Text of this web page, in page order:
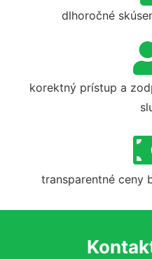
dlhoročné
korektný prístup a
transparentné ceny